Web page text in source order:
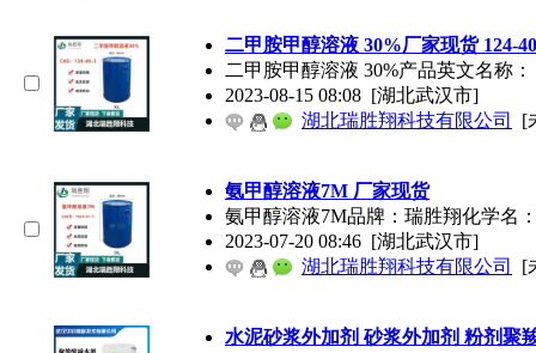
二甲胺甲醇溶液 30%厂家现货 124-
二甲胺甲醇溶液 30%产品英文名称
2023-08-15 08:08 [湖北武汉市]
湖北瑞胜翔科技有限公司
[
氨甲醇溶液7M 厂家现货
氨甲醇溶液7M品牌：瑞胜翔化学名
2023-07-20 08:46 [湖北武汉市]
湖北瑞胜翔科技有限公司
[
水泥砂浆外加剂 砂浆外加剂 粉剂聚